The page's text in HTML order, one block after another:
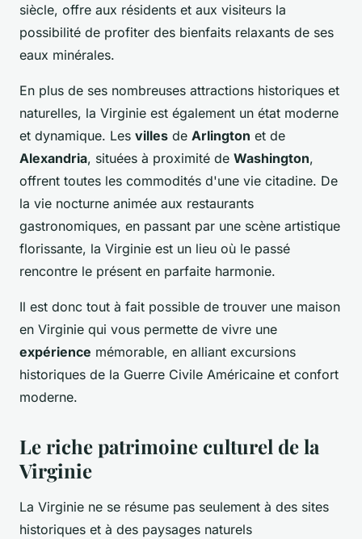
siècle, offre aux résidents et aux visiteurs la
possibilité de profiter des bienfaits relaxants de ses
eaux minérales.
En plus de ses nombreuses attractions historiques et
naturelles, la Virginie est également un état moderne
et dynamique. Les villes de Arlington et de
Alexandria, situées à proximité de Washington,
offrent toutes les commodités d'une vie citadine. De
la vie nocturne animée aux restaurants
gastronomiques, en passant par une scène artistique
florissante, la Virginie est un lieu où le passé
rencontre le présent en parfaite harmonie.
Il est donc tout à fait possible de trouver une maison
en Virginie qui vous permette de vivre une
expérience mémorable, en alliant excursions
historiques de la Guerre Civile Américaine et confort
moderne.
Le riche patrimoine culturel de la
Virginie
La Virginie ne se résume pas seulement à des sites
historiques et à des paysages naturels